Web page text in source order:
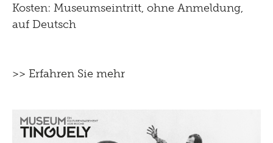
Kosten: Museumseintritt, ohne Anmeldung,
auf Deutsch
>> Erfahren Sie mehr